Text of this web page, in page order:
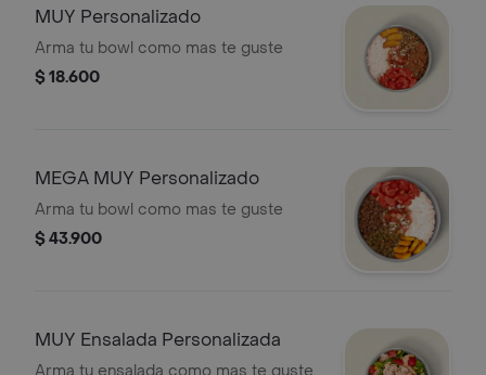
MUY Personalizado
Arma tu bowl como mas te guste
$ 18.600
MEGA MUY Personalizado
Arma tu bowl como mas te guste
$ 43.900
MUY Ensalada Personalizada